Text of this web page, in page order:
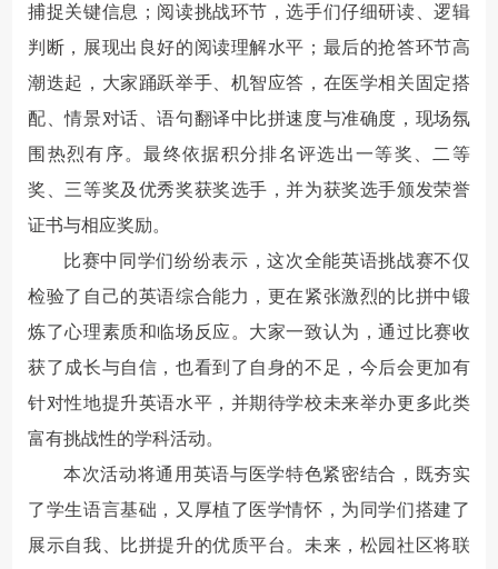
捕捉关键信息；阅读挑战环节，选手们仔细研读、逻辑
判断，展现出良好的阅读理解水平；最后的抢答环节高
潮迭起，大家踊跃举手、机智应答，在医学相关固定搭
配、情景对话、语句翻译中比拼速度与准确度，现场氛
围热烈有序。最终依据积分排名评选出一等奖、二等
奖、三等奖及优秀奖获奖选手，并为获奖选手颁发荣誉
证书与相应奖励。
比赛中同学们纷纷表示，这次全能英语挑战赛不仅
检验了自己的英语综合能力，更在紧张激烈的比拼中锻
炼了心理素质和临场反应。大家一致认为，通过比赛收
获了成长与自信，也看到了自身的不足，今后会更加有
针对性地提升英语水平，并期待学校未来举办更多此类
富有挑战性的学科活动。
本次活动将通用英语与医学特色紧密结合，既夯实
了学生语言基础，又厚植了医学情怀，为同学们搭建了
展示自我、比拼提升的优质平台。未来，松园社区将联